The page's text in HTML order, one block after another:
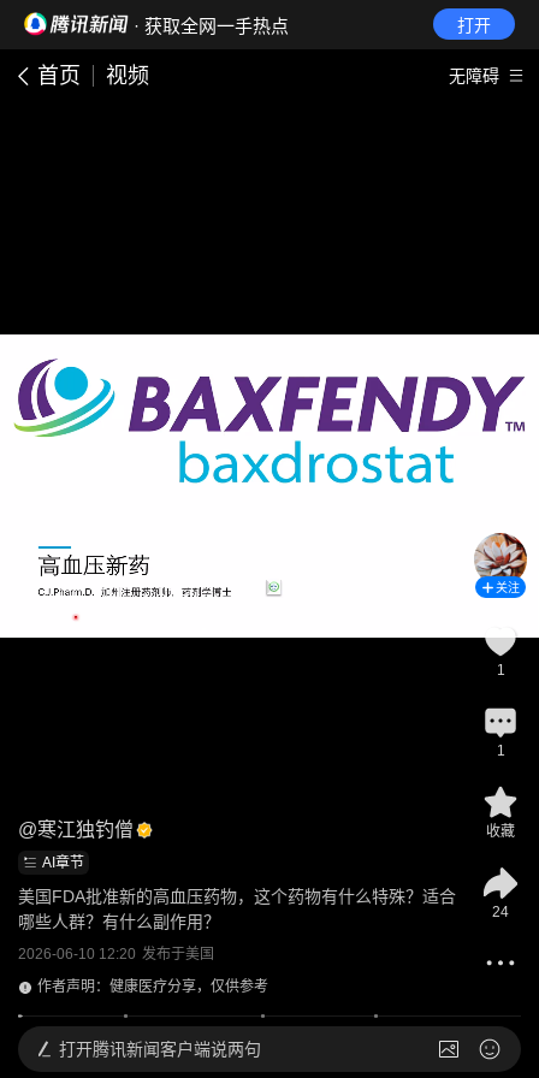
· 获取全网一手热点 打开
首页 视频 无障碍
@寒江独钓僧
AI章节
美国FDA批准新的高血压药物，这个药物有什么特殊？适合
哪些人群？有什么副作用？
2026-06-10 12:20 发布于美国
作者声明：健康医疗分享，仅供参考
关注
1
1
收藏
24
打开腾讯新闻客户端说两句